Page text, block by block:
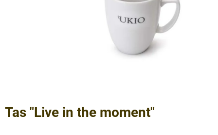
Tas "Live in the moment"